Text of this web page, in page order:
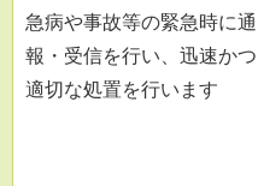
急病や事故等の緊急時に通
報・受信を行い、迅速かつ
適切な処置を行います